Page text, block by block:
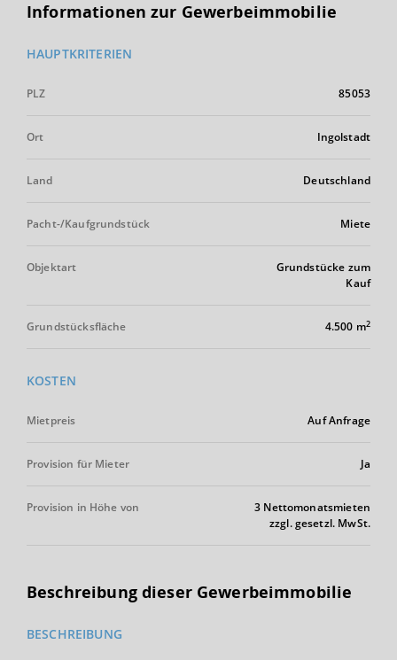
Informationen zur Gewerbeimmobilie
HAUPTKRITERIEN
PLZ 85053
Ort Ingolstadt
Land Deutschland
Pacht-/Kaufgrundstück Miete
Objektart
Grundstücke zum
Kauf
Grundstücksfläche 4.500 m2
KOSTEN
Mietpreis Auf Anfrage
Provision für Mieter Ja
Provision in Höhe von
3 Nettomonatsmieten
zzgl. gesetzl. MwSt.
Beschreibung dieser Gewerbeimmobilie
BESCHREIBUNG